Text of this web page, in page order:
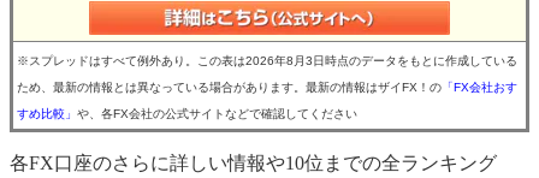
※スプレッドはすべて例外あり。この表は2026年8月3日時点のデータをもとに作成している
ため、最新の情報とは異なっている場合があります。最新の情報はザイFX！の 「FX会社おす
すめ比較」 や、各FX会社の公式サイトなどで確認してください
各FX口座のさらに詳しい情報や10位までの全ランキング